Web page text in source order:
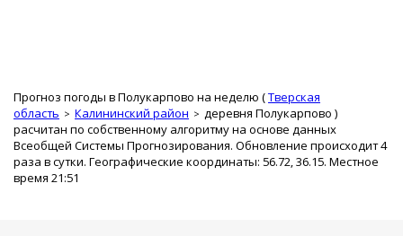
Прогноз погоды в Полукарпово на неделю (Тверская
область
Калининский район деревня Полукарпово )
расчитан по собственному алгоритму на основе данных
Всеобщей Системы Прогнозирования. Обновление происходит 4
раза в сутки. Географические координаты: 56.72, 36.15. Местное
время 21:51